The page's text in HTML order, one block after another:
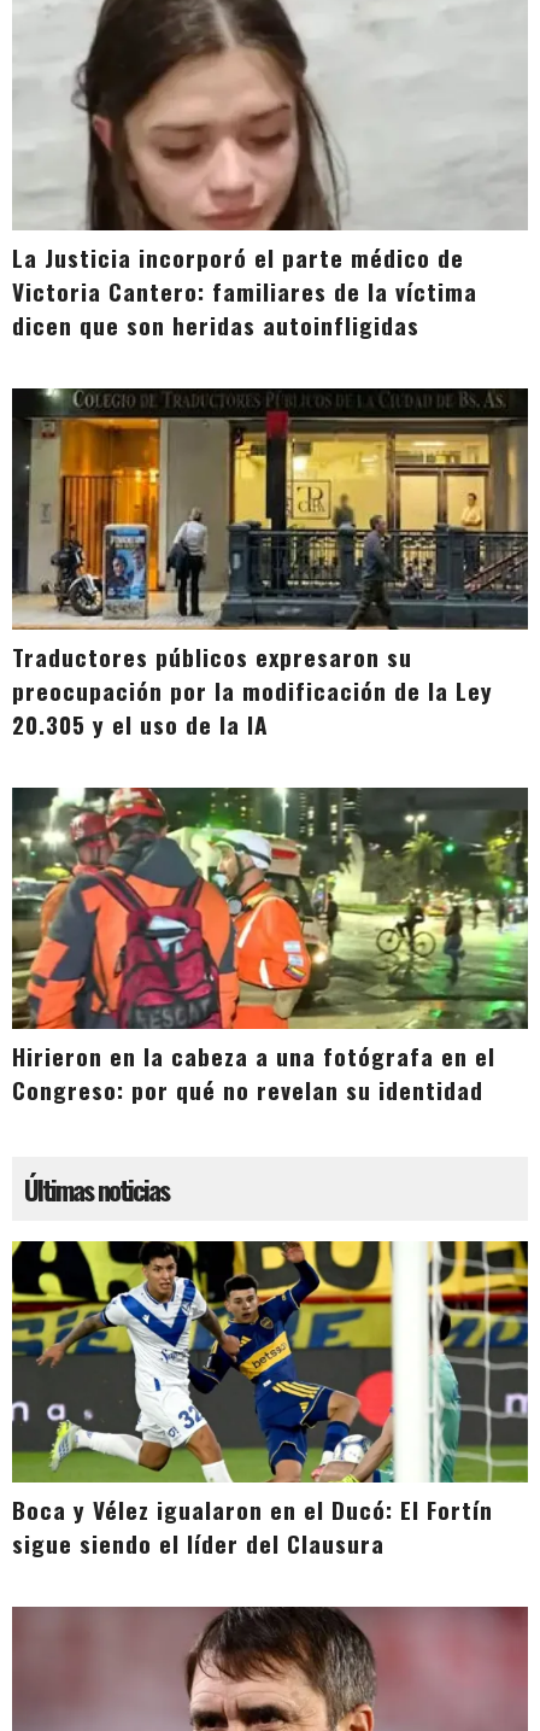
La Justicia incorporó el parte médico de
Victoria Cantero: familiares de la víctima
dicen que son heridas autoinfligidas
Traductores públicos expresaron su
preocupación por la modificación de la Ley
20.305 y el uso de la IA
Hirieron en la cabeza a una fotógrafa en el
Congreso: por qué no revelan su identidad
Últimas noticias
Boca y Vélez igualaron en el Ducó: El Fortín
sigue siendo el líder del Clausura